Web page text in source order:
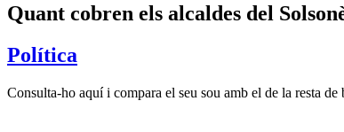
Quant cobren els alcaldes del
Política
Consulta-ho aquí i compara el seu sou amb el de la resta de